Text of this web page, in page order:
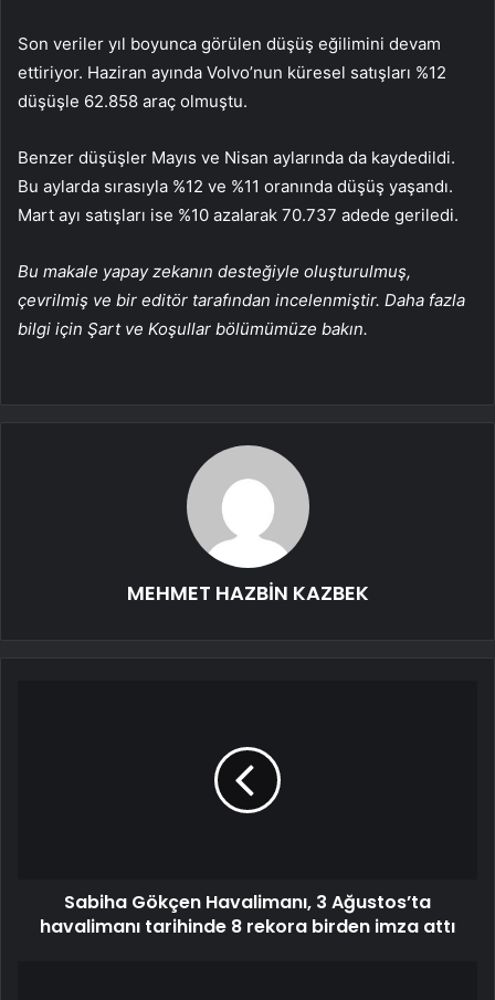
Son veriler yıl boyunca görülen düşüş eğilimini devam
ettiriyor. Haziran ayında Volvo’nun küresel satışları %12
düşüşle 62.858 araç olmuştu.
Benzer düşüşler Mayıs ve Nisan aylarında da kaydedildi.
Bu aylarda sırasıyla %12 ve %11 oranında düşüş yaşandı.
Mart ayı satışları ise %10 azalarak 70.737 adede geriledi.
Bu makale yapay zekanın desteğiyle oluşturulmuş,
çevrilmiş ve bir editör tarafından incelenmiştir. Daha fazla
bilgi için Şart ve Koşullar bölümümüze bakın.
MEHMET HAZBİN KAZBEK
Sabiha Gökçen Havalimanı, 3 Ağustos’ta
havalimanı tarihinde 8 rekora birden imza attı